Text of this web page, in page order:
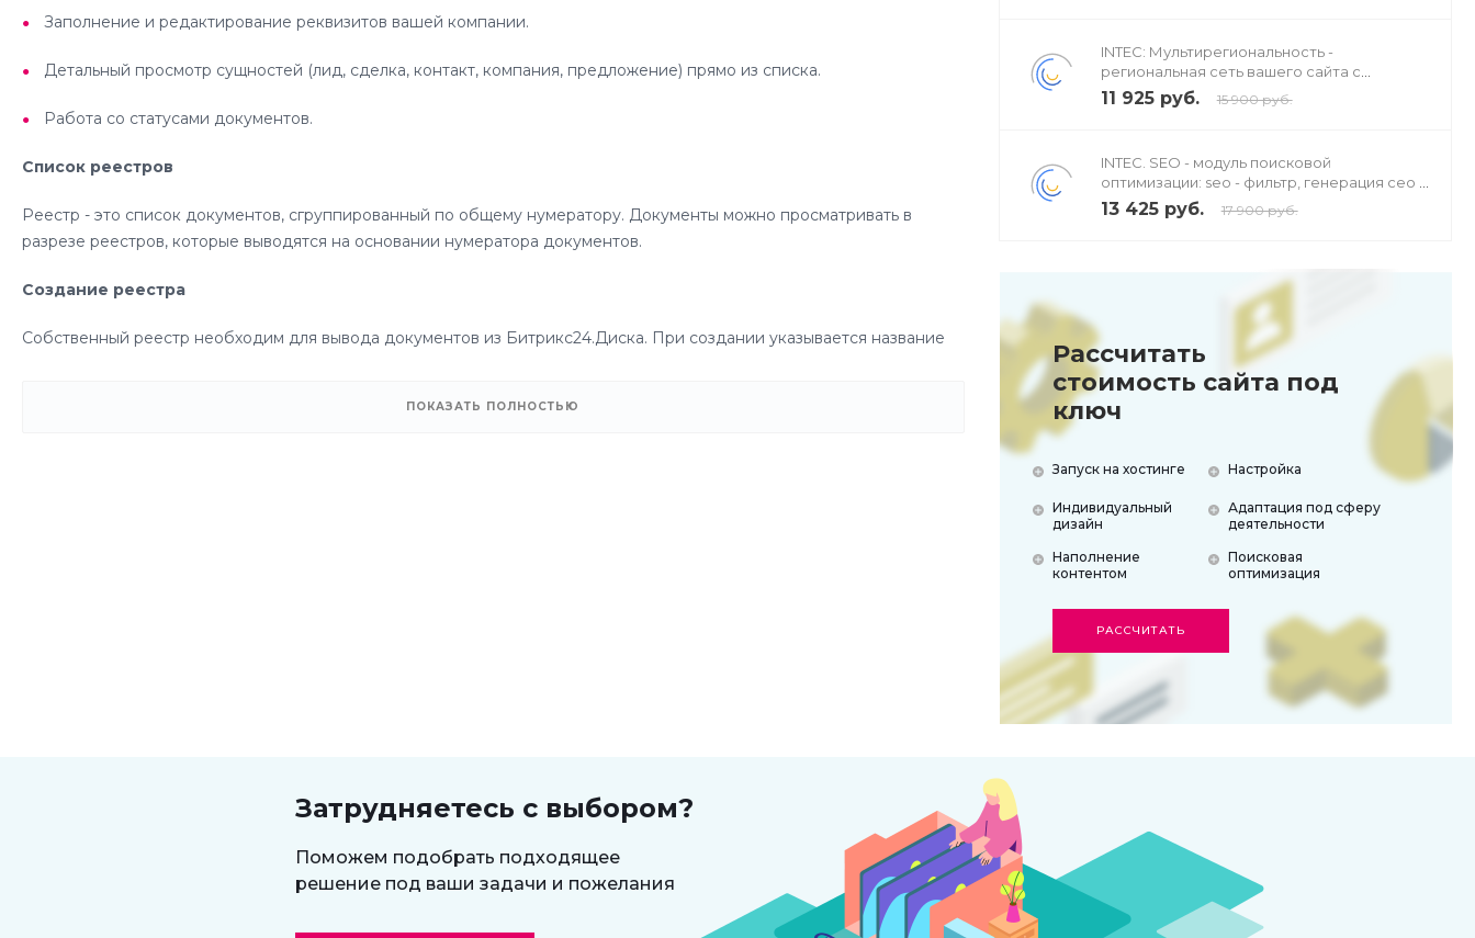
ПОКАЗАТЬ ПОЛНОСТЬЮ
Заполнение и редактирование реквизитов вашей компании.
Детальный просмотр сущностей (лид, сделка, контакт, компания, предложение) прямо из списка.
Работа со статусами документов.
Список реестров
Реестр - это список документов, сгруппированный по общему нумератору. Документы можно просматривать в
разрезе реестров, которые выводятся на основании нумератора документов.
Создание реестра
Собственный реестр необходим для вывода документов из Битрикс24.Диска. При создании указывается название
INTEC: Мультирегиональность -
региональная сеть вашего сайта с
продвижением в поисковиках
11 925 руб. 15 900 руб.
INTEC. SEO - модуль поисковой
оптимизации: seo - фильтр, генерация сео -
текстов, H1, мета-тегов
13 425 руб. 17 900 руб.
Рассчитать
стоимость сайта под
ключ
Запуск на хостинге
Индивидуальный
дизайн
Наполнение
контентом
Настройка
Адаптация под сферу
деятельности
Поисковая
оптимизация
РАССЧИТАТЬ
Затрудняетесь с выбором?
Поможем подобрать подходящее
решение под ваши задачи и пожелания